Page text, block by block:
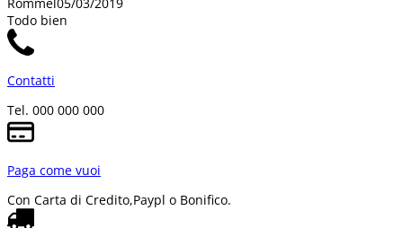
Todo bien
Contatti
Tel. 000 000 000
Paga come vuoi
Con Carta di Credito,Paypl o Bonifico.